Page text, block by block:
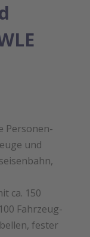
Personen-
und
ca. 150
Fahrzeug-
fester